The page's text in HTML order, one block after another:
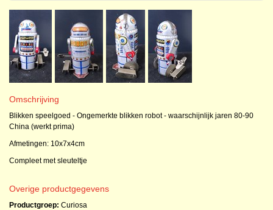
Omschrijving
Blikken speelgoed - Ongemerkte blikken robot - waarschijnlijk jaren 80-90
China (werkt prima)
Afmetingen: 10x7x4cm
Compleet met sleuteltje
Overige productgegevens
Productgroep: Curiosa